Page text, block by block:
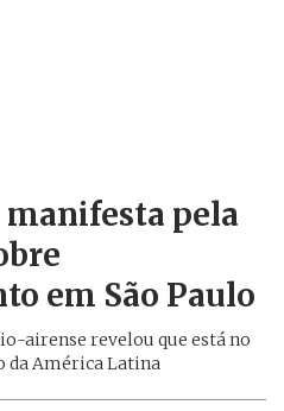
pela
em São Paulo
airense revelou que está no
da América Latina